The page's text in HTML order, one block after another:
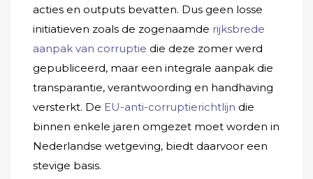
acties en outputs bevatten. Dus geen losse
initiatieven zoals de zogenaamde rijksbrede
aanpak van corruptie die deze zomer werd
gepubliceerd, maar een integrale aanpak die
transparantie, verantwoording en handhaving
versterkt. De EU-anti-corruptierichtlijn die
binnen enkele jaren omgezet moet worden in
Nederlandse wetgeving, biedt daarvoor een
stevige basis.